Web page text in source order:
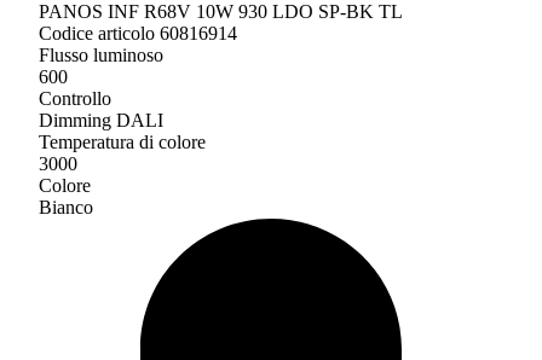
PANOS INF R68V 10W 930 LDO SP-BK TL
Codice articolo 60816914
Flusso luminoso
600
Controllo
Dimming DALI
Temperatura di colore
3000
Colore
Bianco